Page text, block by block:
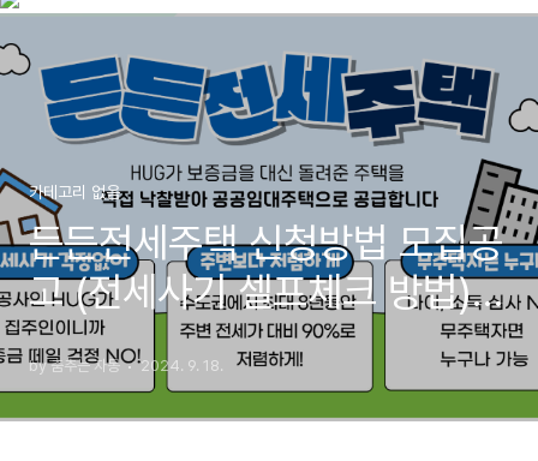
카테고리 없음
든든전세주택 신청방법 모집공
고 (전세사기 셀프체크 방법)
총정리
by 춤추는 자몽 2024. 9. 18.